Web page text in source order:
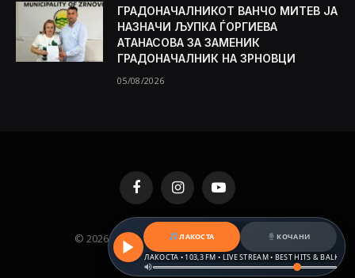
ГРАДОНАЧАЛНИКОТ ВАНЧО МИТЕВ ЈА
НАЗНАЧИ ЉУПКА ЃОРГИЕВА
АТАНАСОВА ЗА ЗАМЕНИК
ГРАДОНАЧАЛНИК НА ЗРНОВЦИ
05/08/2026
FacebookInstagramYouTube
© 2026 KAMENICA.MK. Designed by MKNET.
ЛАКОСТА
КОЧАНИ
РАДИО ЛАКОСТА • 103,3 FM • LIVE STREAM • BEST HITS & BALKAN BEATS